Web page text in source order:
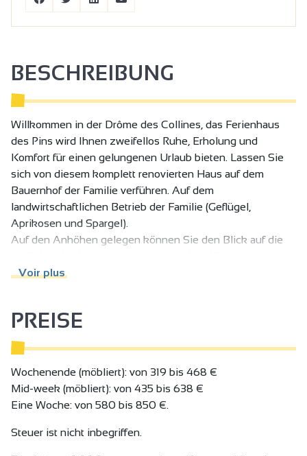
BESCHREIBUNG
Willkommen in der Drôme des Collines, das Ferienhaus
des Pins wird Ihnen zweifellos Ruhe, Erholung und
Komfort für einen gelungenen Urlaub bieten. Lassen Sie
sich von diesem komplett renovierten Haus auf dem
Bauernhof der Familie verführen. Auf dem
landwirtschaftlichen Betrieb der Familie (Geflügel,
Aprikosen und Spargel).
Auf den Anhöhen gelegen können Sie den Blick auf die
Umgebung genießen. Bernadette, Joseph und Damien
berühmte Palais Idéal des Faktor Cheval, die Abtei Saint-
Antoine), sportlich (die Wanderwege, der See von
Champos, das internationale Springreiten oder kulinarisch!
Es besteht die Möglichkeit, Ihre Pferdefreunde
unterzubringen (Schuppen und Wiesen stehen zur
Verfügung).
Im Erdgeschoss: Angenehmer und heller Wohnraum mit
Voir plus
PREISE
Wochenende (möbliert): von 319 bis 468 €
Mid-week (möbliert): von 435 bis 638 €
Eine Woche: von 580 bis 850 €.
Steuer ist nicht inbegriffen.